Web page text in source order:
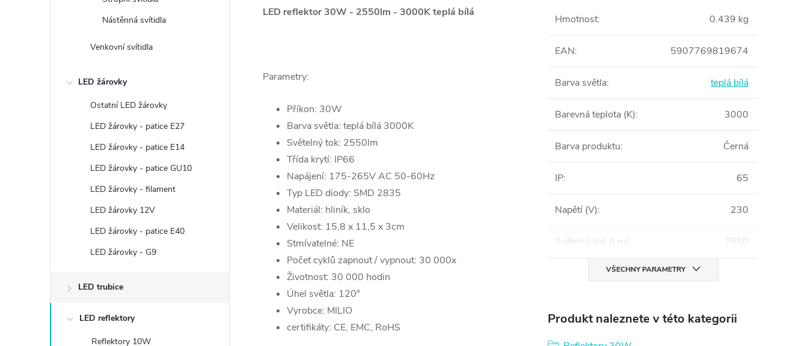
Nástěnná svítidla
Venkovní svítidla
LED žárovky
Ostatní LED žárovky
LED žárovky - patice E27
LED žárovky - patice E14
LED žárovky - patice GU10
LED žárovky - filament
LED žárovky 12V
LED žárovky - patice E40
LED žárovky - G9
LED trubice
LED reflektory
Reflektory 10W
LED reflektor 30W - 2550lm - 3000K teplá bílá
Parametry:
Příkon: 30W
Barva světla: teplá bílá 3000K
Světelný tok: 2550lm
Třída krytí: IP66
Napájení: 175-265V AC 50-60Hz
Typ LED diody: SMD 2835
Materiál: hliník, sklo
Velikost: 15,8 x 11,5 x 3cm
Stmívatelné: NE
Počet cyklů zapnout / vypnout: 30 000x
Životnost: 30 000 hodin
Úhel světla: 120°
Vyrobce: MILIO
certifikáty: CE, EMC, RoHS
Hmotnost: 0.439 kg
EAN: 5907769819674
Barva světla: teplá bílá
Barevná teplota (K): 3000
Barva produktu: Černá
IP: 65
Napětí (V): 230
Světelný tok (Lm): 2550
VŠECHNY PARAMETRY
Produkt naleznete v této kategorii